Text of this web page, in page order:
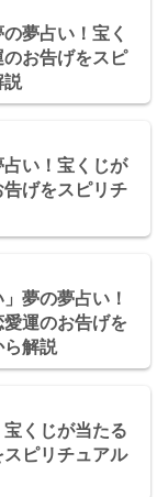
夢占い！宝く
お告げをスピ
説
占い！宝くじが
げをスピリチ
夢の夢占い！
運のお告げを
ら解説
宝くじが当たる
ピリチュアル